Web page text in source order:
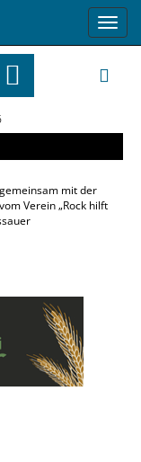
mit der
Verein „Rock hilft